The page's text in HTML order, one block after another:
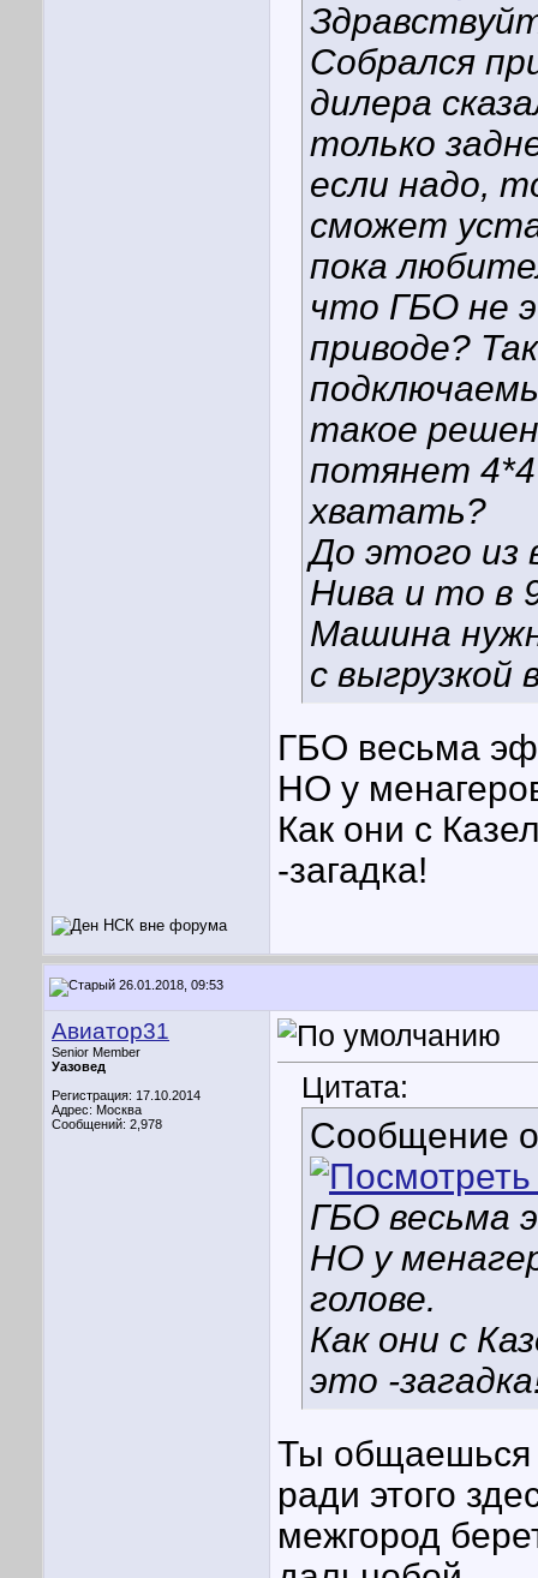
Собрался
дилера
только
если надо,
сможет
пока
что ГБО не
приводе?
такое
потянет
хватать?
До этого из
Нива и то в
Машина
с выгрузкой
ГБО весьма
НО у
Как они с
-загадка!
26.01.2018, 09:53
Авиатор31
Senior Member
Уазовед
Регистрация: 17.10.2014
Адрес: Москва
Сообщений: 2,978
Цитата:
Сообщение
ГБО весьма
НО у
голове.
Как они с
это -
Ты общаешься
ради этого
межгород